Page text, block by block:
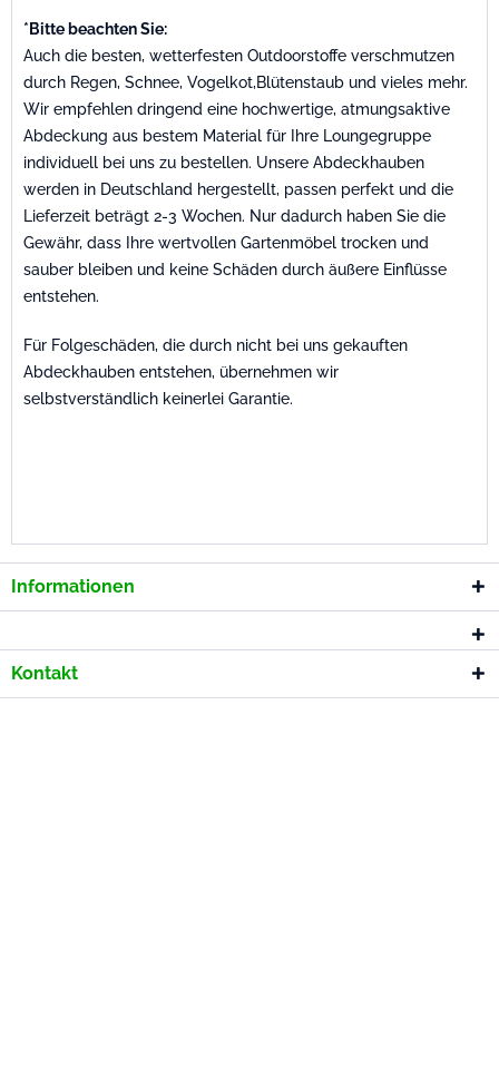
*Bitte beachten Sie:
Auch die besten, wetterfesten Outdoorstoffe verschmutzen
durch Regen, Schnee, Vogelkot,Blütenstaub und vieles mehr.
Wir empfehlen dringend eine hochwertige, atmungsaktive
Abdeckung aus bestem Material für Ihre Loungegruppe
individuell bei uns zu bestellen. Unsere Abdeckhauben
werden in Deutschland hergestellt, passen perfekt und die
Lieferzeit beträgt 2-3 Wochen. Nur dadurch haben Sie die
Gewähr, dass Ihre wertvollen Gartenmöbel trocken und
sauber bleiben und keine Schäden durch äußere Einflüsse
entstehen.
Für Folgeschäden, die durch nicht bei uns gekauften
Abdeckhauben entstehen, übernehmen wir
selbstverständlich keinerlei Garantie.
Informationen
Kontakt